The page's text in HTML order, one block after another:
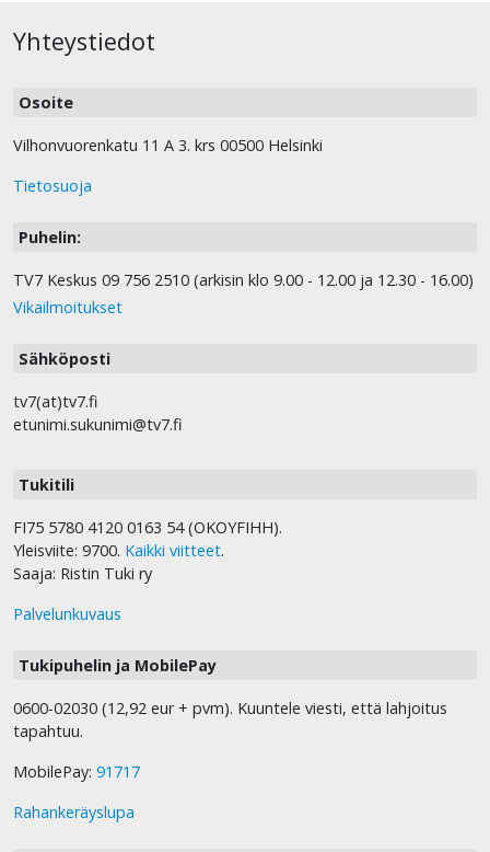
Yhteystiedot
Osoite
Vilhonvuorenkatu 11 A 3. krs 00500 Helsinki
Tietosuoja
Puhelin:
TV7 Keskus 09 756 2510 (arkisin klo 9.00 - 12.00 ja 12.30 - 16.00)
Vikailmoitukset
Sähköposti
tv7(at)tv7.fi
etunimi.sukunimi@tv7.fi
Tukitili
FI75 5780 4120 0163 54 (OKOYFIHH).
Yleisviite: 9700. Kaikki viitteet.
Saaja: Ristin Tuki ry
Palvelunkuvaus
Tukipuhelin ja MobilePay
0600-02030 (12,92 eur + pvm). Kuuntele viesti, että lahjoitus
tapahtuu.
MobilePay: 91717
Rahankeräyslupa